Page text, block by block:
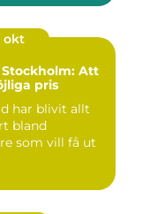
okt
Att
pris
har blivit allt
bland
som vill få ut